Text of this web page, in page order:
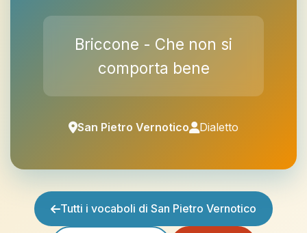
Briccone - Che non si
comporta bene
San Pietro Vernotico Dialetto
Tutti i vocaboli di San Pietro Vernotico